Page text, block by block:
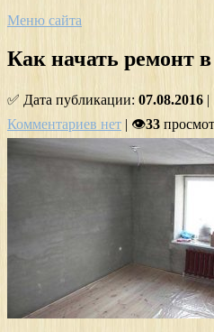
Меню сайта
Как начать ремонт в
✅ Дата публикации: 07.08.2016 |
Комментариев нет | 👁33